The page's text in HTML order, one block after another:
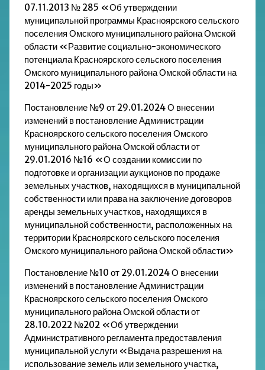
07.11.2013 № 285 «Об утверждении
муниципальной программы Красноярского сельского
поселения Омского муниципального района Омской
области «Развитие социально-экономического
потенциала Красноярского сельского поселения
Омского муниципального района Омской области на
2014-2025 годы»
Постановление №9 от 29.01.2024 О внесении
изменений в постановление Администрации
Красноярского сельского поселения Омского
муниципального района Омской области от
29.01.2016 №16 «О создании комиссии по
подготовке и организации аукционов по продаже
земельных участков, находящихся в муниципальной
собственности или права на заключение договоров
аренды земельных участков, находящихся в
муниципальной собственности, расположенных на
территории Красноярского сельского поселения
Омского муниципального района Омской области»
Постановление №10 от 29.01.2024 О внесении
изменений в постановление Администрации
Красноярского сельского поселения Омского
муниципального района Омской области от
28.10.2022 №202 «Об утверждении
Административного регламента предоставления
муниципальной услуги «Выдача разрешения на
использование земель или земельного участка,